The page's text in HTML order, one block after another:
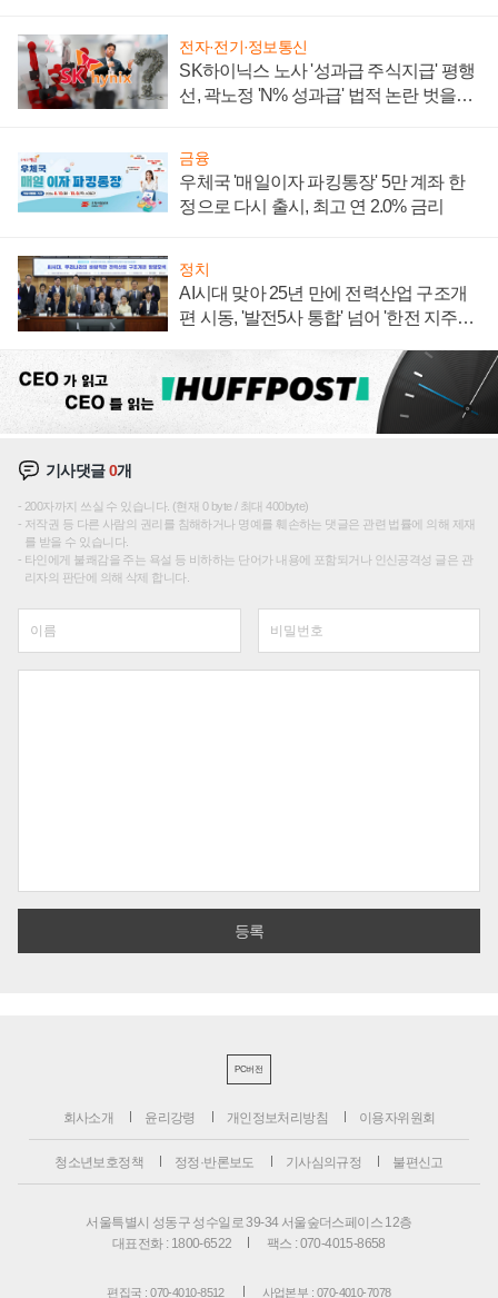
전자·전기·정보통신
SK하이닉스 노사 '성과급 주식지급' 평행
선, 곽노정 'N% 성과급' 법적 논란 벗을지
금융
우체국 '매일이자 파킹통장' 5만 계좌 한
정으로 다시 출시, 최고 연 2.0% 금리
정치
AI시대 맞아 25년 만에 전력산업 구조개
편 시동, '발전5사 통합' 넘어 '한전 지주사'
기사댓글0개
200자까지 쓰실 수 있습니다. (현재 0 byte / 최대 400byte)
저작권 등 다른 사람의 권리를 침해하거나 명예를 훼손하는 댓글은 관련 법률에 의해 제재
를 받을 수 있습니다.
타인에게 불쾌감을 주는 욕설 등 비하하는 단어가 내용에 포함되거나 인신공격성 글은 관
리자의 판단에 의해 삭제 합니다.
PC버전
회사소개 윤리강령 개인정보처리방침 이용자위원회
청소년보호정책 정정·반론보도 기사심의규정 불편신고
서울특별시 성동구 성수일로 39-34 서울숲더스페이스 12층
대표전화 : 1800-6522
팩스 : 070-4015-8658
편집국 : 070-4010-8512 사업본부 : 070-4010-7078